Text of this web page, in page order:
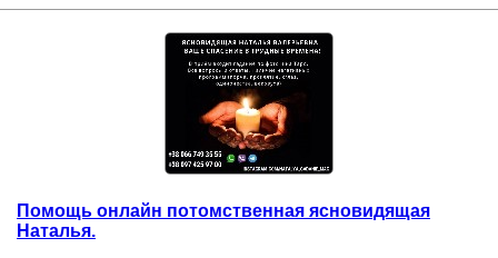
Помощь онлайн потомственная ясновидящая
Наталья.